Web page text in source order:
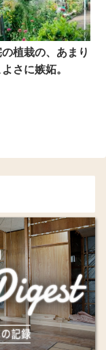
植栽の、あまり
さに嫉妬。